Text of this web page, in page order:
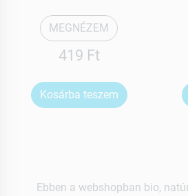
MEGNÉZEM
419 Ft
Kosárba teszem
Ebben a webshopban bio,